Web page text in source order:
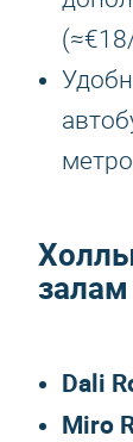
залам
Dali
Miro